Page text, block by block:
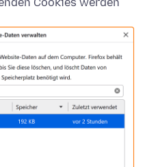
Cookies werden